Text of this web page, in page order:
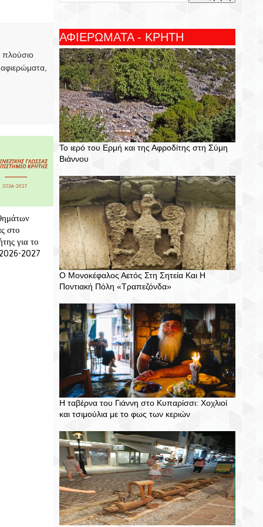
πλούσιο
στο
για το
2027
ΑΦΙΕΡΩΜΑΤΑ - ΚΡΗΤΗ
Το ιερό του Ερμή και της Αφροδίτης στη Σύμη
Βιάννου
Ο Μονοκέφαλος Αετός Στη Σητεία Και Η
Ποντιακή Πόλη «Τραπεζόνδα»
Η ταβέρνα του Γιάννη στο Κυπαρίσσι: Χοχλιοί
και τσιμούλια με το φως των κεριών